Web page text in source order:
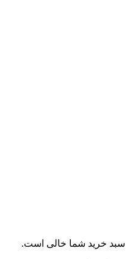
سبد خرید شما خالی است.